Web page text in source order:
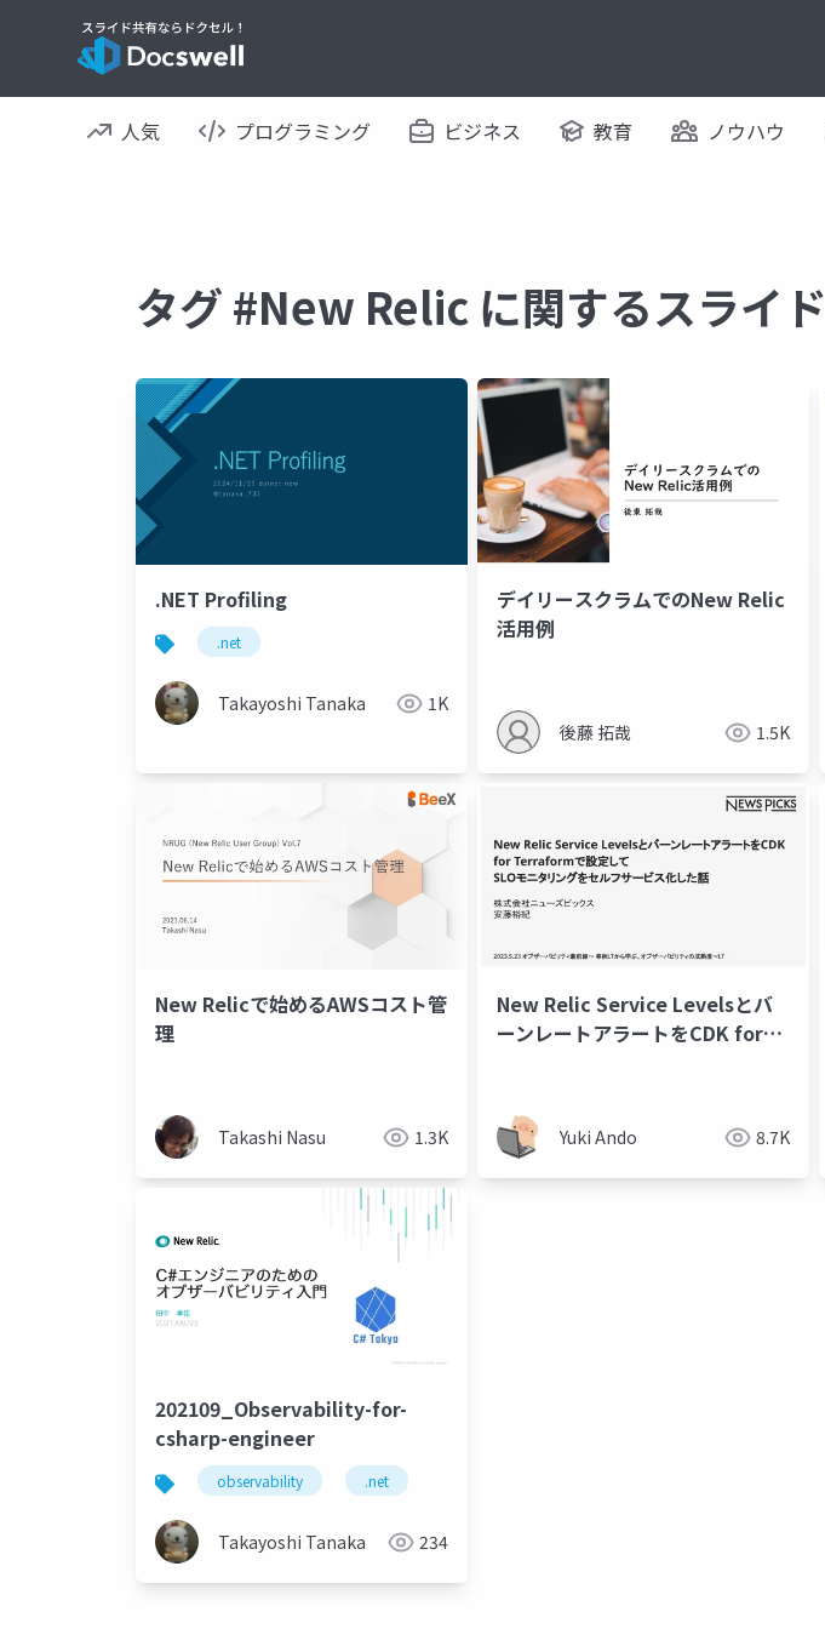
人気 プログラミング ビジネス 教育 ノウハウ
タグ #New Relic に関するスライド
.NET Profiling
.net
Takayoshi Tanaka 1K
デイリースクラムでのNew Relic
活用例
後藤 拓哉 1.5K
New Relicで始めるAWSコスト管
理
Takashi Nasu 1.3K
New Relic Service Levelsとバ
ーンレートアラートをCDK for
Yuki Ando 8.7K
202109_Observability-for-
csharp-engineer
observability .net
Takayoshi Tanaka 234